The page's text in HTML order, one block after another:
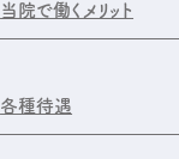
当院で働くメリット
各種待遇